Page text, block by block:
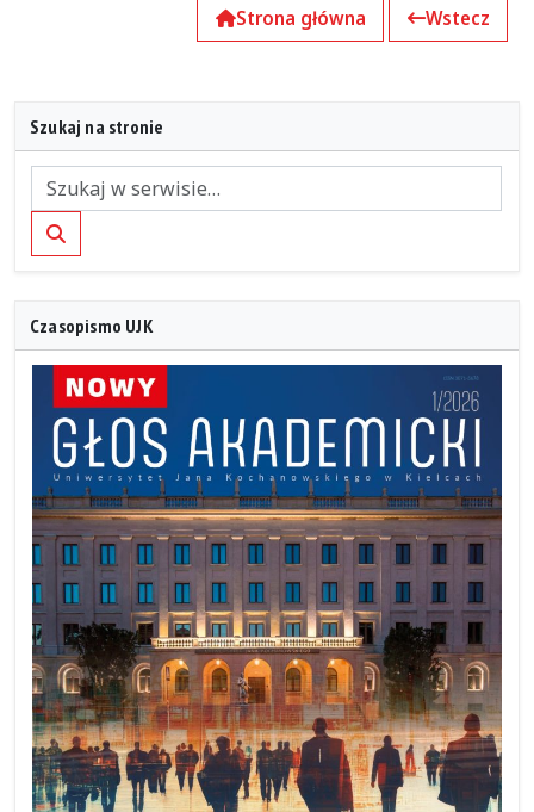
Strona główna Wstecz
Szukaj na stronie
Szukaj
Czasopismo UJK